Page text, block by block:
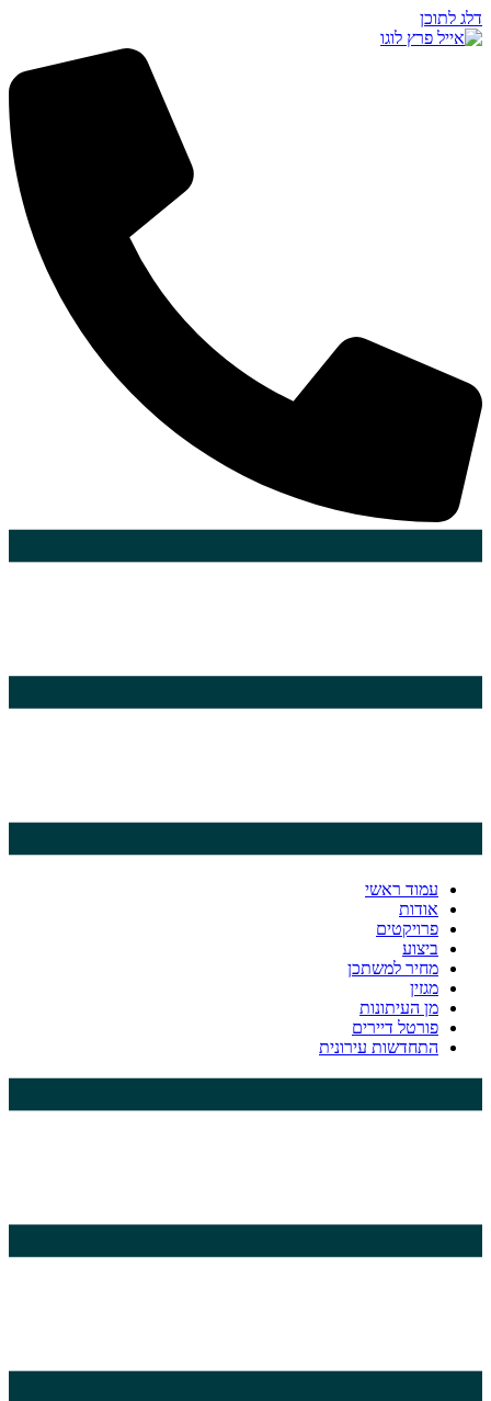
דלג לתוכן
עמוד ראשי
אודות
פרויקטים
ביצוע
מחיר למשתכן
מגזין
מן העיתונות
פורטל דיירים
התחדשות עירונית